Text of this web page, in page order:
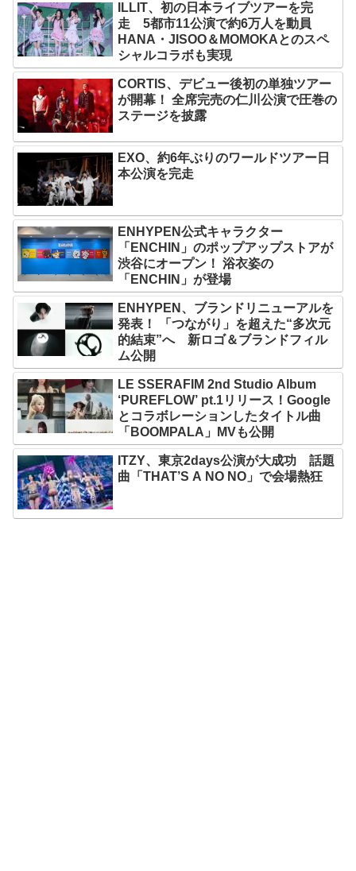
ILLIT、初の日本ライブツアーを完
走 5都市11公演で約6万人を動員
HANA・JISOO＆MOMOKAとのスペ
シャルコラボも実現
CORTIS、デビュー後初の単独ツアー
が開幕！ 全席完売の仁川公演で圧巻の
ステージを披露
EXO、約6年ぶりのワールドツアー日
本公演を完走
ENHYPEN公式キャラクター
「ENCHIN」のポップアップストアが
渋谷にオープン！ 浴衣姿の
「ENCHIN」が登場
ENHYPEN、ブランドリニューアルを
発表！ 「つながり」を超えた“多次元
的結束”へ 新ロゴ＆ブランドフィル
ム公開
LE SSERAFIM 2nd Studio Album
‘PUREFLOW’ pt.1リリース！Google
とコラボレーションしたタイトル曲
「BOOMPALA」MVも公開
ITZY、東京2days公演が大成功 話題
曲「THAT’S A NO NO」で会場熱狂